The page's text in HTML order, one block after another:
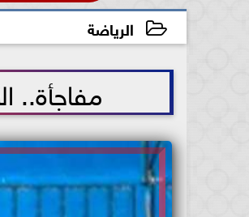
الرياضة
مفاجأة..